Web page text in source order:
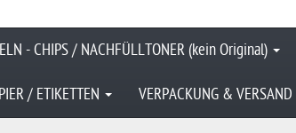
- CHIPS / NACHFÜLLTONER (kein Original)
/ ETIKETTEN VERPACKUNG & VERSAND